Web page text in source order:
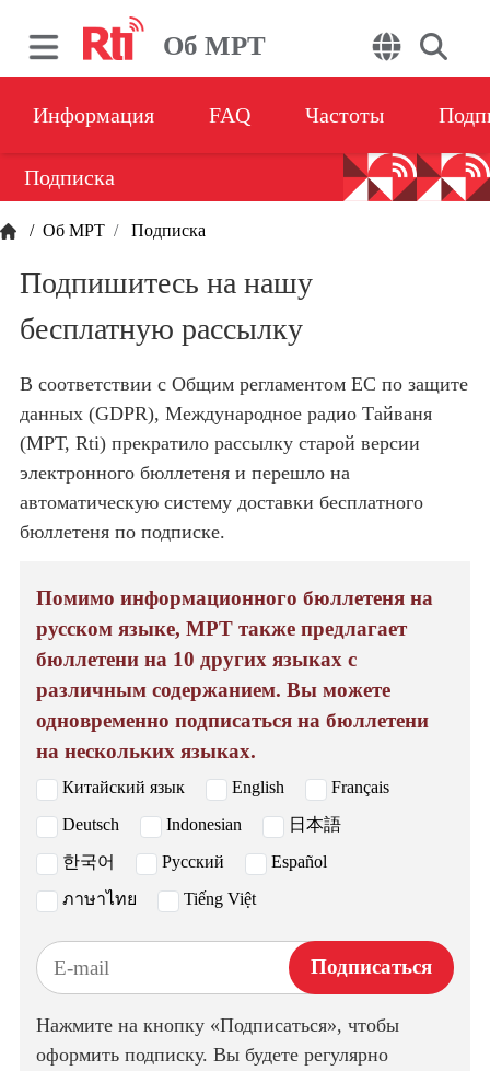
Об МРТ
Информация FAQ Частоты
Подписка
/ Об МРТ Подписка
Подпишитесь на нашу
бесплатную рассылку
В соответствии с Общим регламентом ЕС по защите
данных (GDPR), Международное радио Тайваня
(МРТ, Rti) прекратило рассылку старой версии
электронного бюллетеня и перешло на
автоматическую систему доставки бесплатного
бюллетеня по подписке.
Помимо информационного бюллетеня на
русском языке, МРТ также предлагает
бюллетени на 10 других языках с
различным содержанием. Вы можете
одновременно подписаться на бюллетени
на нескольких языках.
Китайский язык English
Français
Deutsch
Indonesian
日本語
한국어
Русский
Español
ภาษาไทย
Tiếng Việt
Подписаться
Нажмите на кнопку «Подписаться», чтобы
оформить подписку. Вы будете регулярно